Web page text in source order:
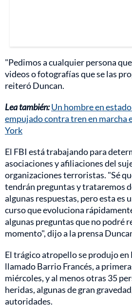
"Pedimos a cualquier persona
videos o fotografías que se las
reiteró Duncan.
Lea también:Un hombre en
empujado contra tren en marcha
York
El FBI está trabajando para
asociaciones y afiliaciones del
organizaciones terroristas. "Sé
tendrán preguntas y trataremos
algunas respuestas, pero esta es
curso que evoluciona
algunas preguntas que no podré
momento", dijo a la prensa
El trágico atropello se produjo en
llamado Barrio Francés, a
miércoles, y al menos otras 35
heridas, algunas de gran
autoridades.